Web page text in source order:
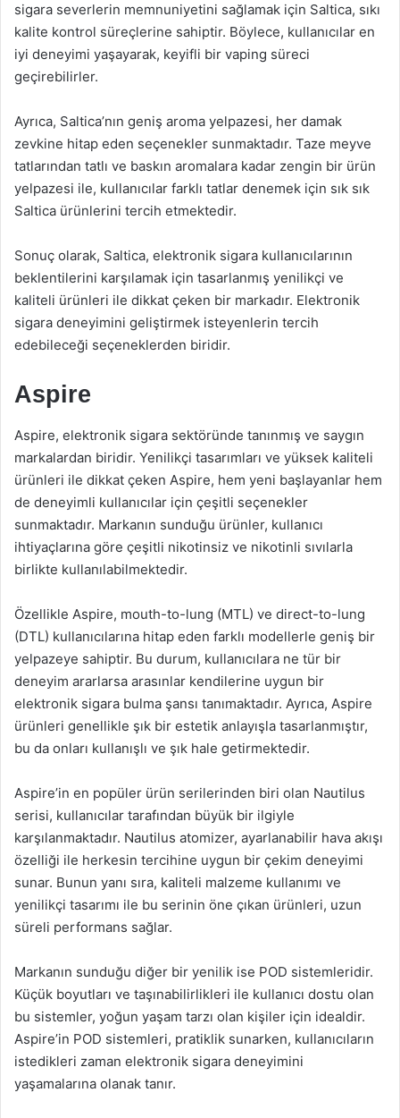
sigara severlerin memnuniyetini sağlamak için Saltica, sıkı
kalite kontrol süreçlerine sahiptir. Böylece, kullanıcılar en
iyi deneyimi yaşayarak, keyifli bir vaping süreci
geçirebilirler.
Ayrıca, Saltica’nın geniş aroma yelpazesi, her damak
zevkine hitap eden seçenekler sunmaktadır. Taze meyve
tatlarından tatlı ve baskın aromalara kadar zengin bir ürün
yelpazesi ile, kullanıcılar farklı tatlar denemek için sık sık
Saltica ürünlerini tercih etmektedir.
Sonuç olarak, Saltica, elektronik sigara kullanıcılarının
beklentilerini karşılamak için tasarlanmış yenilikçi ve
kaliteli ürünleri ile dikkat çeken bir markadır. Elektronik
sigara deneyimini geliştirmek isteyenlerin tercih
edebileceği seçeneklerden biridir.
Aspire
Aspire, elektronik sigara sektöründe tanınmış ve saygın
markalardan biridir. Yenilikçi tasarımları ve yüksek kaliteli
ürünleri ile dikkat çeken Aspire, hem yeni başlayanlar hem
de deneyimli kullanıcılar için çeşitli seçenekler
sunmaktadır. Markanın sunduğu ürünler, kullanıcı
ihtiyaçlarına göre çeşitli nikotinsiz ve nikotinli sıvılarla
birlikte kullanılabilmektedir.
Özellikle Aspire, mouth-to-lung (MTL) ve direct-to-lung
(DTL) kullanıcılarına hitap eden farklı modellerle geniş bir
yelpazeye sahiptir. Bu durum, kullanıcılara ne tür bir
deneyim ararlarsa arasınlar kendilerine uygun bir
elektronik sigara bulma şansı tanımaktadır. Ayrıca, Aspire
ürünleri genellikle şık bir estetik anlayışla tasarlanmıştır,
bu da onları kullanışlı ve şık hale getirmektedir.
Aspire’in en popüler ürün serilerinden biri olan Nautilus
serisi, kullanıcılar tarafından büyük bir ilgiyle
karşılanmaktadır. Nautilus atomizer, ayarlanabilir hava akışı
özelliği ile herkesin tercihine uygun bir çekim deneyimi
sunar. Bunun yanı sıra, kaliteli malzeme kullanımı ve
yenilikçi tasarımı ile bu serinin öne çıkan ürünleri, uzun
süreli performans sağlar.
Markanın sunduğu diğer bir yenilik ise POD sistemleridir.
Küçük boyutları ve taşınabilirlikleri ile kullanıcı dostu olan
bu sistemler, yoğun yaşam tarzı olan kişiler için idealdir.
Aspire’in POD sistemleri, pratiklik sunarken, kullanıcıların
istedikleri zaman elektronik sigara deneyimini
yaşamalarına olanak tanır.